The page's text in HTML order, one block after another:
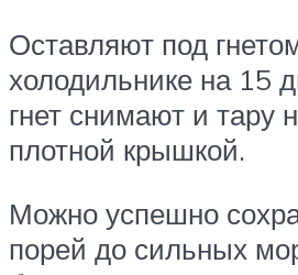
Оставляют под
холодильнике на 15
гнет снимают и тару
плотной крышкой.
Можно успешно
порей до сильных